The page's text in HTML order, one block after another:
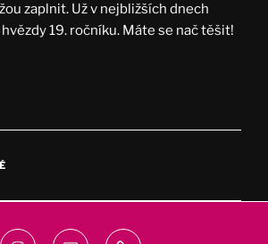
zaplnit. Už v nejbližších dnech
19. ročníku. Máte se nač těšit!
InstagramEmail webprodukt.cz